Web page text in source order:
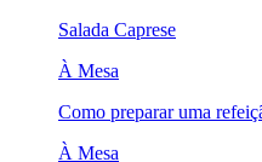
Salada Caprese
À Mesa
Como preparar uma
À Mesa